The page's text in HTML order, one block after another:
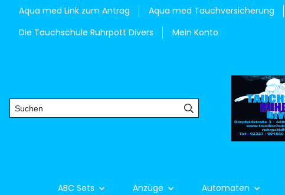
Aqua med Link zum Antrag Aqua med Tauchversicherung
Die Tauchschule Ruhrpott Divers
Mein Konto
ABC Sets Anzüge Automaten